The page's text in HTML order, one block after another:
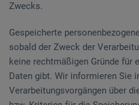
Zwecks.
Gespeicherte
sobald der Zweck der
keine rechtmäßigen Gründe für
Daten gibt. Wir informieren Sie
Verarbeitungsvorgängen über